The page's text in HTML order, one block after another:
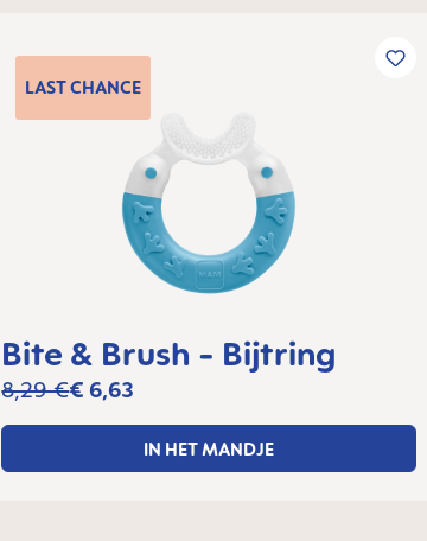
LASTCHANCE
Bite & Brush - Bijtring
€ 6,63
8,29 €
IN HET MANDJE